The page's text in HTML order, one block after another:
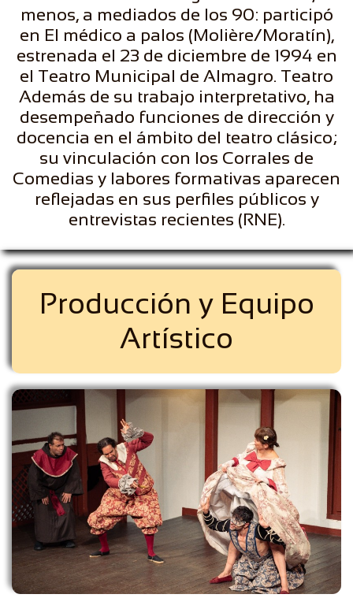
menos, a mediados de los 90: participó
en El médico a palos (Molière/Moratín),
estrenada el 23 de diciembre de 1994 en
el Teatro Municipal de Almagro. Teatro
Además de su trabajo interpretativo, ha
desempeñado funciones de dirección y
docencia en el ámbito del teatro clásico;
su vinculación con los Corrales de
Comedias y labores formativas aparecen
reflejadas en sus perfiles públicos y
entrevistas recientes (RNE).
Producción y Equipo
Artístico